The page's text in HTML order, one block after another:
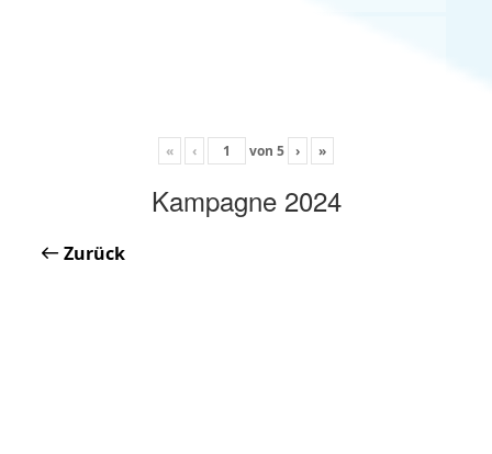
« ‹ von 5 › »
Kampagne 2024
Zurück